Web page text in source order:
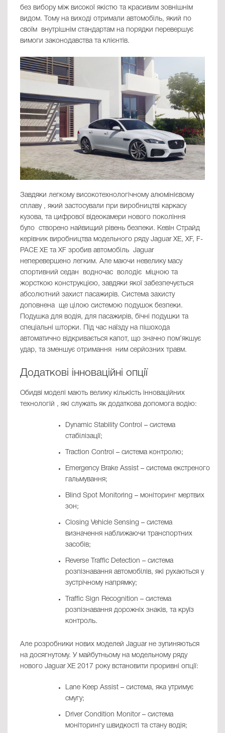
без вибору між високої якістю та красивим зовнішнім
видом. Тому на виході отримали автомобіль, який по
своїм внутрішнім стандартам на порядки перевершує
вимоги законодавства та клієнтів.
Завдяки легкому високотехнологічному алюмінієвому
сплаву , який застосували при виробництві каркасу
кузова, та цифрової відеокамери нового покоління
було створено найвищий рівень безпеки. Кевін Страйд
керівник виробництва модельного ряду Jaguar XE, XF, F-
PACE XE та XF зробив автомобіль Jaguar
неперевершено легким. Але маючи невелику масу
спортивний седан водночас володіє міцною та
жорсткою конструкцією, завдяки якої забезпечується
абсолютний захист пасажирів. Система захисту
доповнена ще цілою системою подушок безпеки.
Подушка для водія, для пасажирів, бічні подушки та
спеціальні шторки. Під час наїзду на пішохода
автоматично відкривається капот, що значно пом’якшує
удар, та зменшує отримання ним серйозних травм.
Додаткові інноваційні опції
Обидві моделі мають велику кількість інноваційних
технологій , які служать як додаткова допомога водію:
Dynamic Stability Control – система
стабілізації;
Traction Control – система контролю;
Emergency Brake Assist – система екстреного
гальмування;
Blind Spot Monitoring – моніторинг мертвих
зон;
Closing Vehicle Sensing – система
визначення наближаючи транспортних
засобів;
Reverse Traffic Detection – система
розпізнавання автомобілів, які рухаються у
зустрічному напрямку;
Traffic Sign Recognition – система
розпізнавання дорожніх знаків, та круїз
контроль.
Але розробники нових моделей Jaguar не зупиняються
на досягнутому. У майбутньому на модельному ряду
нового Jaguar XЕ 2017 року встановити проривні опції:
Lane Keep Assist – система, яка утримує
смугу;
Driver Condition Monitor – система
моніторингу швидкості та стану водія;